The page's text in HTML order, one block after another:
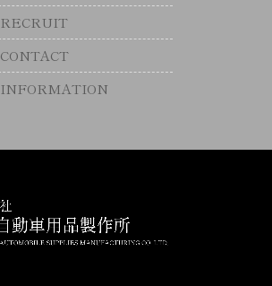
RECRUIT
CONTACT
INFORMATION